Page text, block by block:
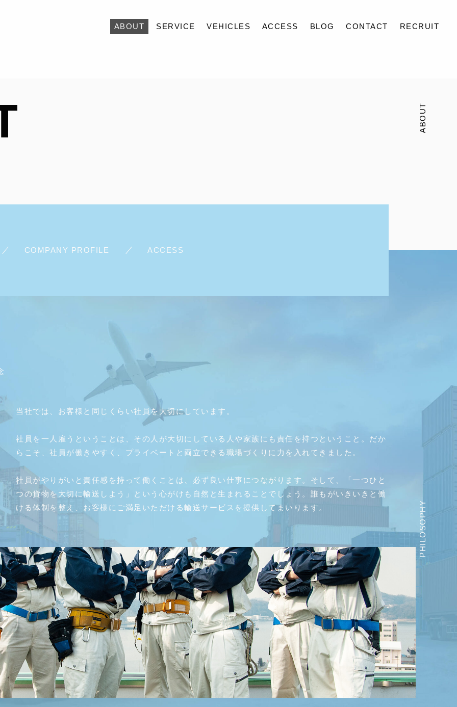
ABOUT SERVICE VEHICLES ACCESS BLOG CONTACT RECRUIT
RECRUIT
ABOUT
COMPANY PROFILE ACCESS
当社では、お客様と同じくらい社員を大切にしています。
社員を一人雇うということは、その人が大切にしている人や家族にも責任を持つということ。だか
らこそ、社員が働きやすく、プライベートと両立できる職場づくりに力を入れてきました。
社員がやりがいと責任感を持って働くことは、必ず良い仕事につながります。そして、「一つひと
つの貨物を大切に輸送しよう」という心がけも自然と生まれることでしょう。誰もがいきいきと働
ける体制を整え、お客様にご満足いただける輸送サービスを提供してまいります。
PHILOSOPHY